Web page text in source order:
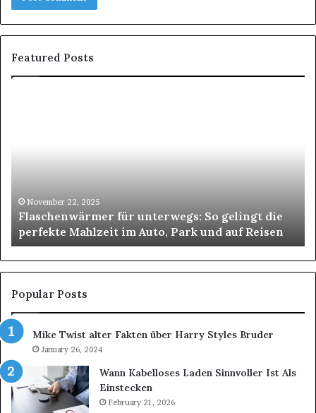
Featured Posts
Umzüge
September 18, 2025
Zügelunternehmen Zürich – Dein Partner für
stressfreie Umzüge
Popular Posts
Mike Twist alter Fakten über Harry Styles Bruder
January 26, 2024
Wann Kabelloses Laden Sinnvoller Ist Als
Einstecken
February 21, 2026